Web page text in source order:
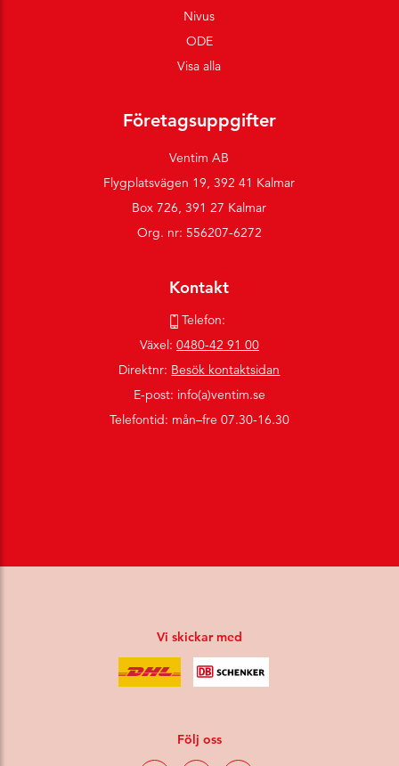
Nivus
ODE
Visa alla
Företagsuppgifter
Ventim AB
Flygplatsvägen 19, 392 41 Kalmar
Box 726, 391 27 Kalmar
Org. nr: 556207-6272
Kontakt
Telefon:
Växel: 0480-42 91 00
Direktnr: Besök kontaktsidan
E-post: info(a)ventim.se
Telefontid: mån–fre 07.30-16.30
Vi skickar med
Följ oss